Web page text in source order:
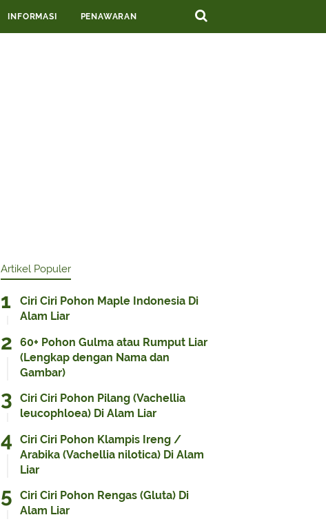
INFORMASI PENAWARAN
Artikel Populer
Ciri Ciri Pohon Maple Indonesia Di
Alam Liar
60+ Pohon Gulma atau Rumput Liar
(Lengkap dengan Nama dan
Gambar)
Ciri Ciri Pohon Pilang (Vachellia
leucophloea) Di Alam Liar
Ciri Ciri Pohon Klampis Ireng /
Arabika (Vachellia nilotica) Di Alam
Liar
Ciri Ciri Pohon Rengas (Gluta) Di
Alam Liar